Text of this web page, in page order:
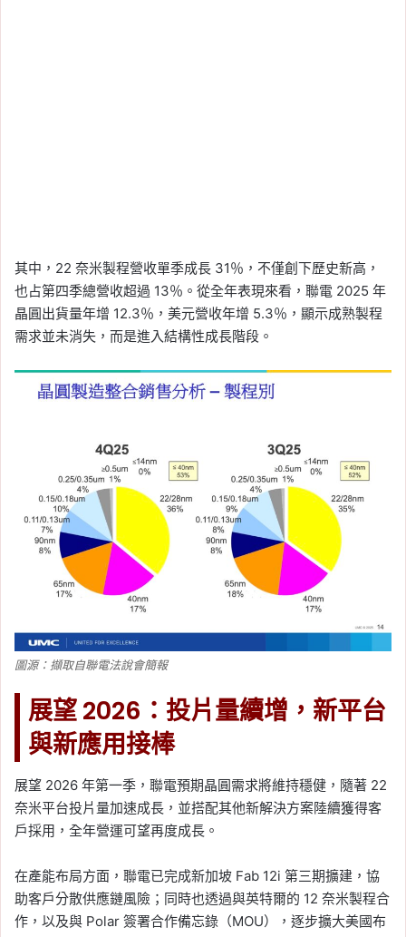
其中，22 奈米製程營收單季成長 31％，不僅創下歷史新高，
也占第四季總營收超過 13％。從全年表現來看，聯電 2025 年
晶圓出貨量年增 12.3％，美元營收年增 5.3％，顯示成熟製程
需求並未消失，而是進入結構性成長階段。
圖源：擷取自聯電法說會簡報
展望 2026：投片量續增，新平台
與新應用接棒
展望 2026 年第一季，聯電預期晶圓需求將維持穩健，隨著 22
奈米平台投片量加速成長，並搭配其他新解決方案陸續獲得客
戶採用，全年營運可望再度成長。
在產能布局方面，聯電已完成新加坡 Fab 12i 第三期擴建，協
助客戶分散供應鏈風險；同時也透過與英特爾的 12 奈米製程合
作，以及與 Polar 簽署合作備忘錄（MOU），逐步擴大美國布